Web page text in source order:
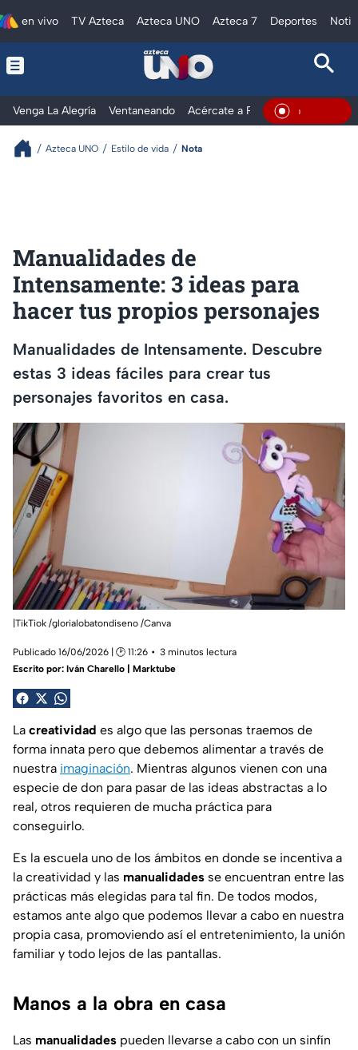
en vivo TV Azteca Azteca UNO Azteca 7 Deportes
Venga La Alegría Ventaneando Acércate a Rocío Al ExtremoEn Vivo
Azteca UNO Estilo de vida Nota
Manualidades de
Intensamente: 3 ideas para
hacer tus propios personajes
Manualidades de Intensamente. Descubre
estas 3 ideas fáciles para crear tus
personajes favoritos en casa.
|TikTiok /glorialobatondiseno /Canva
Publicado 16/06/2026 | 🕑 11:26
3 minutos lectura
Escrito por: Iván Charello | Marktube
La creatividad es algo que las personas traemos de
forma innata pero que debemos alimentar a través de
nuestra imaginación. Mientras algunos vienen con una
especie de don para pasar de las ideas abstractas a lo
real, otros requieren de mucha práctica para
conseguirlo.
Es la escuela uno de los ámbitos en donde se incentiva a
la creatividad y las manualidades se encuentran entre las
prácticas más elegidas para tal fin. De todos modos,
estamos ante algo que podemos llevar a cabo en nuestra
propia casa, promoviendo así el entretenimiento, la unión
familiar y todo lejos de las pantallas.
Manos a la obra en casa
Las manualidades pueden llevarse a cabo con un sinfín